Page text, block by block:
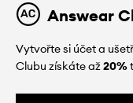
Answear
Vytvořte si účet a
Clubu získáte až20%